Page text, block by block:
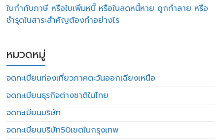
ใบกำกับภาษี หรือใบเพิ่มหนี้ หรือใบลดหนี้หาย ถูกทำลาย หรือ
ชำรุดในสาระสำคัญต้องทำอย่างไร
หมวดหมู่
จดทะเบียนท่องเที่ยวภาคตะวันออกเฉียงเหนือ
จดทะเบียนธุรกิจต่างชาติในไทย
จดทะเบียนบริษัท
จดทะเบียนบริษัท50เขตในกรุงเทพ